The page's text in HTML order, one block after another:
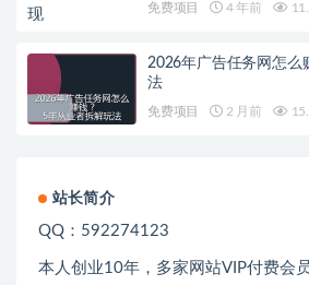
免费项目 4 年前
2026年广告任务网怎么
法
免费项目 2 月前
站长简介
QQ：592274123
本人创业10年，多家网站VIP付费会